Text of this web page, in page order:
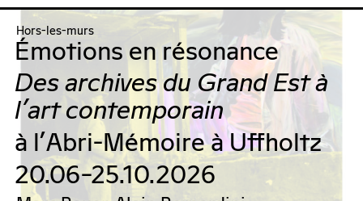
Hors-les-murs
Émotions en résonance
Des archives du Grand Est à
l'art contemporain
à l'Abri-Mémoire à Uffholtz
20.06–25.10.2026